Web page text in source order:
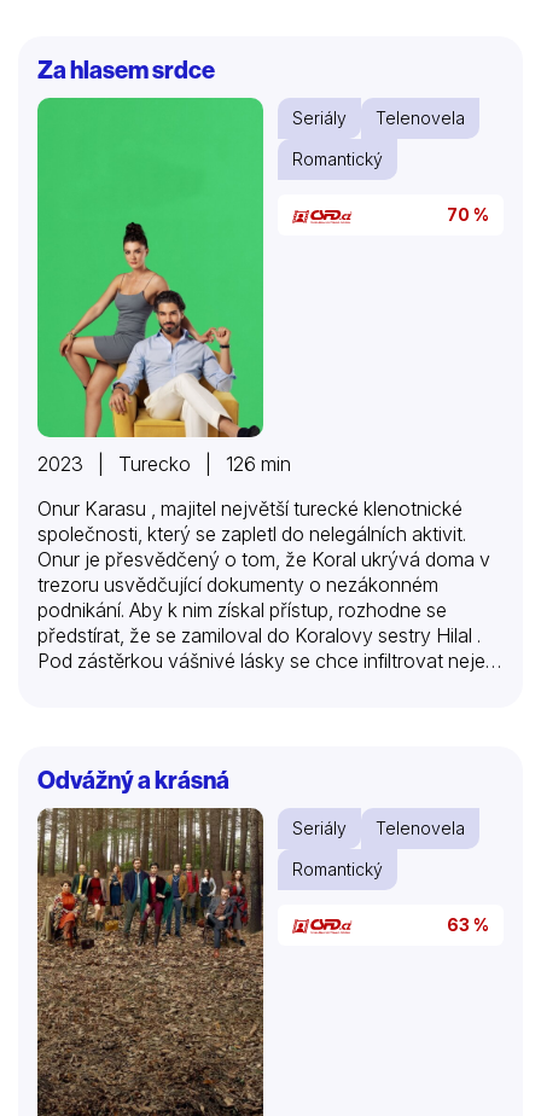
Za hlasem srdce
Seriály
Telenovela
Romantický
70 %
2023 | Turecko | 126 min
Onur Karasu , majitel největší turecké klenotnické
společnosti, který se zapletl do nelegálních aktivit.
Onur je přesvědčený o tom, že Koral ukrývá doma v
trezoru usvědčující dokumenty o nezákonném
podnikání. Aby k nim získal přístup, rozhodne se
předstírat, že se zamiloval do Koralovy sestry Hilal .
Pod zástěrkou vášnivé lásky se chce infiltrovat nejen
to Ondrovi nějak hodit? Ať se snaží zachovat ledový
klid sebevíc, hlasu srdce nedokáže poručit.
Odvážný a krásná
Seriály
Telenovela
Romantický
63 %